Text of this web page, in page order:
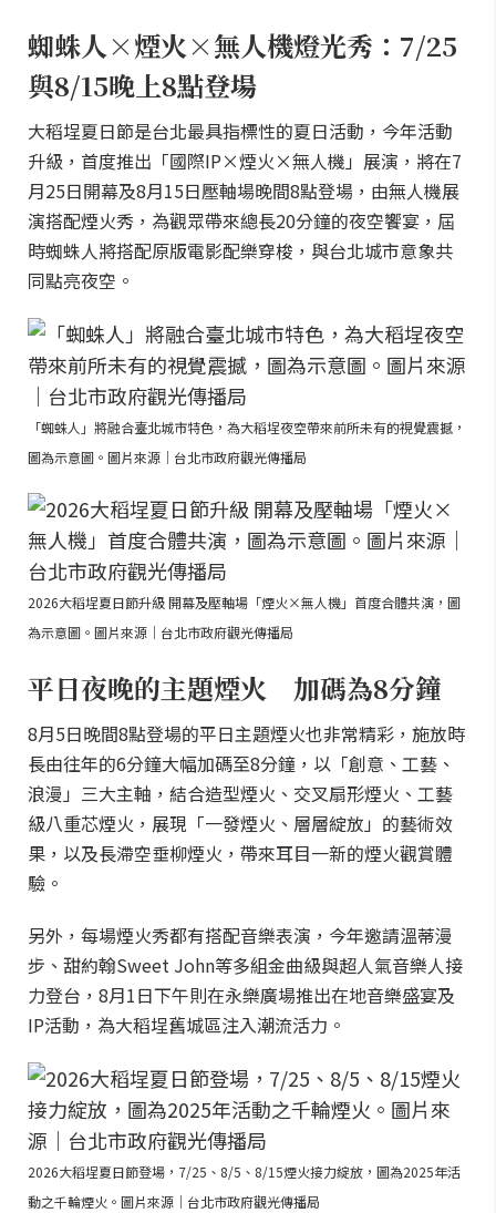
蜘蛛人×煙火×無人機燈光秀：7/25
與8/15晚上8點登場
大稻埕夏日節是台北最具指標性的夏日活動，今年活動
升級，首度推出「國際IP×煙火×無人機」展演，將在7
月25日開幕及8月15日壓軸場晚間8點登場，由無人機展
演搭配煙火秀，為觀眾帶來總長20分鐘的夜空饗宴，屆
時蜘蛛人將搭配原版電影配樂穿梭，與台北城市意象共
同點亮夜空。
「蜘蛛人」將融合臺北城市特色，為大稻埕夜空帶來前所未有的視覺震撼，
圖為示意圖。圖片來源｜台北市政府觀光傳播局
2026大稻埕夏日節升級 開幕及壓軸場「煙火×無人機」首度合體共演，圖
為示意圖。圖片來源｜台北市政府觀光傳播局
平日夜晚的主題煙火 加碼為8分鐘
8月5日晚間8點登場的平日主題煙火也非常精彩，施放時
長由往年的6分鐘大幅加碼至8分鐘，以「創意、工藝、
浪漫」三大主軸，結合造型煙火、交叉扇形煙火、工藝
級八重芯煙火，展現「一發煙火、層層綻放」的藝術效
果，以及長滯空垂柳煙火，帶來耳目一新的煙火觀賞體
驗。
另外，每場煙火秀都有搭配音樂表演，今年邀請溫蒂漫
步、甜約翰Sweet John等多組金曲級與超人氣音樂人接
力登台，8月1日下午則在永樂廣場推出在地音樂盛宴及
IP活動，為大稻埕舊城區注入潮流活力。
2026大稻埕夏日節登場，7/25、8/5、8/15煙火接力綻放，圖為2025年活
動之千輪煙火。圖片來源｜台北市政府觀光傳播局